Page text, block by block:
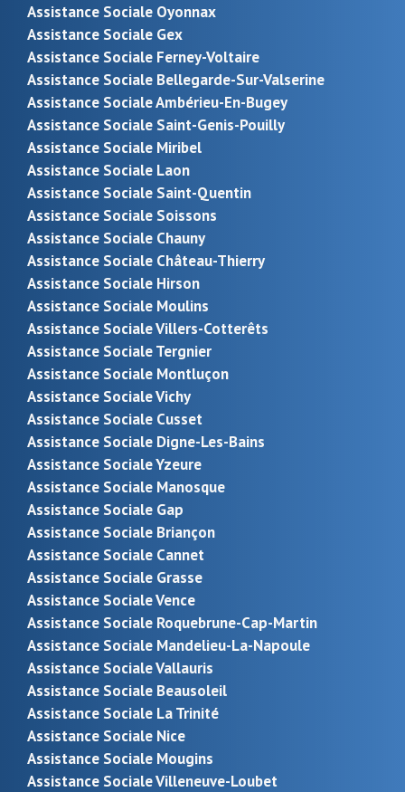
Assistance Sociale Oyonnax
Assistance Sociale Gex
Assistance Sociale Ferney-Voltaire
Assistance Sociale Bellegarde-Sur-Valserine
Assistance Sociale Ambérieu-En-Bugey
Assistance Sociale Saint-Genis-Pouilly
Assistance Sociale Miribel
Assistance Sociale Laon
Assistance Sociale Saint-Quentin
Assistance Sociale Soissons
Assistance Sociale Chauny
Assistance Sociale Château-Thierry
Assistance Sociale Hirson
Assistance Sociale Moulins
Assistance Sociale Villers-Cotterêts
Assistance Sociale Tergnier
Assistance Sociale Montluçon
Assistance Sociale Vichy
Assistance Sociale Cusset
Assistance Sociale Digne-Les-Bains
Assistance Sociale Yzeure
Assistance Sociale Manosque
Assistance Sociale Gap
Assistance Sociale Briançon
Assistance Sociale Cannet
Assistance Sociale Grasse
Assistance Sociale Vence
Assistance Sociale Roquebrune-Cap-Martin
Assistance Sociale Mandelieu-La-Napoule
Assistance Sociale Vallauris
Assistance Sociale Beausoleil
Assistance Sociale La Trinité
Assistance Sociale Nice
Assistance Sociale Mougins
Assistance Sociale Villeneuve-Loubet